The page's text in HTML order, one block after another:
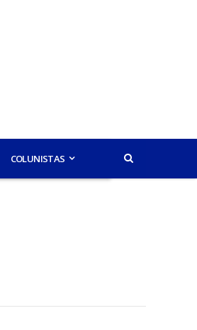
COLUNISTAS